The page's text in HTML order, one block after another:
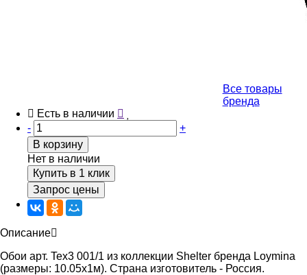
Все товары
бренда
Есть в наличии
-
+
В корзину
Нет в наличии
Купить в 1 клик
Запрос цены
Описание
Обои арт. Tex3 001/1 из коллекции Shelter бренда Loymina
(размеры: 10.05х1м). Страна изготовитель - Россия.